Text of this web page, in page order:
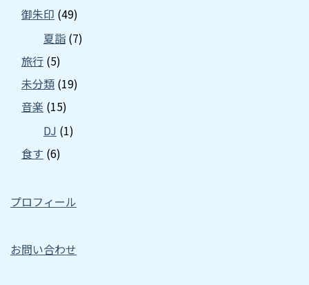
御朱印 (49)
夏詣 (7)
旅行 (5)
未分類 (19)
音楽 (15)
DJ (1)
食す (6)
プロフィール
お問い合わせ